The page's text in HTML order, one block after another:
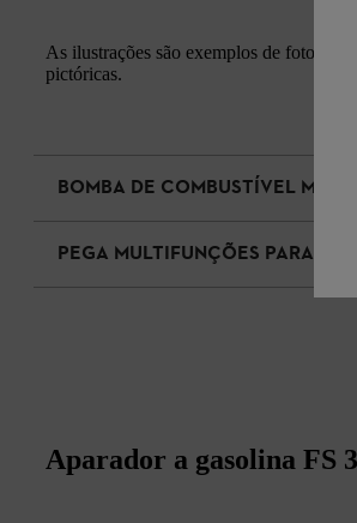
As ilustrações são exemplos de
pictóricas.
BOMBA DE COMBUSTÍVEL
PEGA MULTIFUNÇÕES PARA UMA
Aparador a gasolina FS